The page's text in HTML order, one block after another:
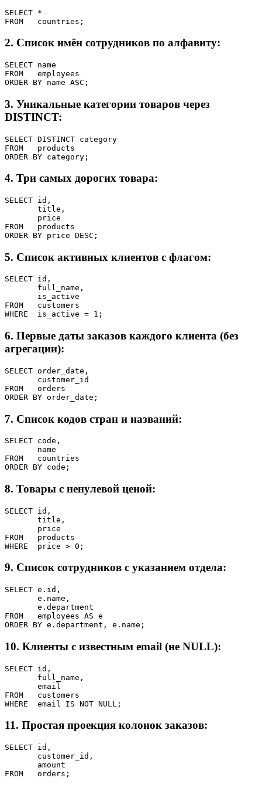
SELECT *
FROM   countries;
2. Список имён сотрудников по алфавиту:
SELECT name
FROM   employees
ORDER BY name ASC;
3. Уникальные категории товаров через
DISTINCT:
SELECT DISTINCT category
FROM   products
ORDER BY category;
4. Три самых дорогих товара:
SELECT id,
       title,
       price
FROM   products
ORDER BY price DESC;
5. Список активных клиентов с флагом:
SELECT id,
       full_name,
       is_active
FROM   customers
WHERE  is_active = 1;
6. Первые даты заказов каждого клиента (без
агрегации):
SELECT order_date,
       customer_id
FROM   orders
ORDER BY order_date;
7. Список кодов стран и названий:
SELECT code,
       name
FROM   countries
ORDER BY code;
8. Товары с ненулевой ценой:
SELECT id,
       title,
       price
FROM   products
WHERE  price > 0;
9. Список сотрудников с указанием отдела:
SELECT e.id,
       e.name,
       e.department
FROM   employees AS e
ORDER BY e.department, e.name;
10. Клиенты с известным email (не NULL):
SELECT id,
       full_name,
       email
FROM   customers
WHERE  email IS NOT NULL;
11. Простая проекция колонок заказов:
SELECT id,
       customer_id,
       amount
FROM   orders;